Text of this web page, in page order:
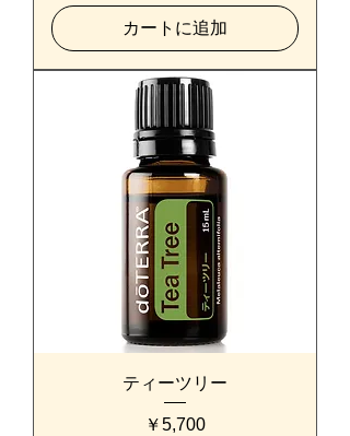
カートに追加
ティーツリー
価格
￥5,700